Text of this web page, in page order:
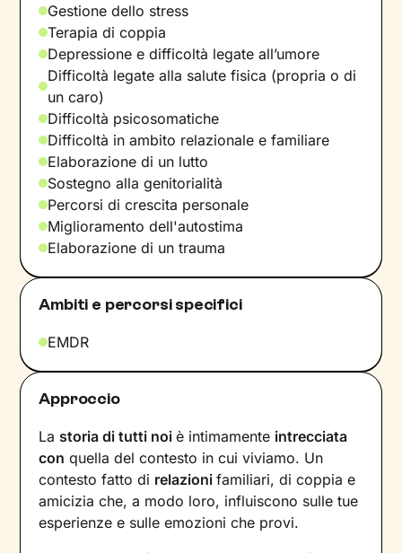
Gestione dello stress
Terapia di coppia
Depressione e difficoltà legate all’umore
Difficoltà legate alla salute fisica (propria o di
un caro)
Difficoltà psicosomatiche
Difficoltà in ambito relazionale e familiare
Elaborazione di un lutto
Sostegno alla genitorialità
Percorsi di crescita personale
Miglioramento dell'autostima
Elaborazione di un trauma
Ambiti e percorsi specifici
EMDR
Approccio
La storia di tutti noiè intimamente intrecciata
con quella del contesto in cui viviamo. Un
contesto fatto di relazionifamiliari, di coppia e
amicizia che, a modo loro, influiscono sulle tue
esperienze e sulle emozioni che provi.